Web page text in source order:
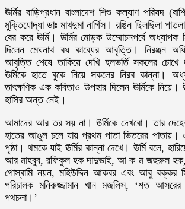
ঊর্মির বাড়িপ্রধান বাংলাদেশ শিশু কল্যাণ পরিষদ
মুক্তিযোদ্ধা ডাঃ মাখদুমা নার্গিস। রঙিন ছিলছিলা
বের করে ঊর্মি। ঊর্মির মোড়ক উম্মোচনপর্বে অধ্যাপক
দিলেন মেঘনাথ বধ কাব্যের আবৃত্তি। নিরঞ্জন
আবৃত্তি শেষে তাকিয়ে দেখি হলভর্তি সকলের
ঊর্মিকে হাতে বুকে নিয়ে সকলের নিরব কান্না।
তাৎক্ষণিক এক কবিতাও উপহার দিলেন ঊর্মিকে নিয়ে।
হাসির অন্ত নেই।
আমাদের আর তর সয় না। ঊর্মিকে দেখবো। তার
হাতের আঙুল চলে যায় প্রথম পাতা ভিতরের
পৃষ্ঠা। থমকে যাই ঊর্মির কান্না দেখে। ঊর্মি বলে,
আর মাহবুব, রফিকুল হক দাদুভাই, আ ক ম জহুরুল হক,
গোস্বামি নয়ন, মহিউদ্দিন আকবর এবং আবু বক্কর
পরিচালক মনিরুজ্জামান খান মজলিস, ‘শত আসরের
পথচলা।’